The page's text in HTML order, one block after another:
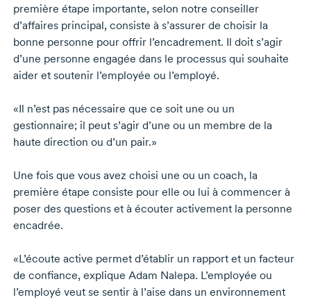
première étape importante, selon notre conseiller
d’affaires principal, consiste à s’assurer de choisir la
bonne personne pour offrir l’encadrement. Il doit s’agir
d’une personne engagée dans le processus qui souhaite
aider et soutenir l’employée ou l’employé.
«Il n’est pas nécessaire que ce soit une ou un
gestionnaire; il peut s’agir d’une ou un membre de la
haute direction ou d’un pair.»
Une fois que vous avez choisi une ou un coach, la
première étape consiste pour elle ou lui à commencer à
poser des questions et à écouter activement la personne
encadrée.
«L’écoute active permet d’établir un rapport et un facteur
de confiance, explique Adam Nalepa. L’employée ou
l’employé veut se sentir à l’aise dans un environnement